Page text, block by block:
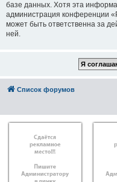
базе данных. Хотя эта
администрация конференции
может быть ответственна за
ней.
Список форумов